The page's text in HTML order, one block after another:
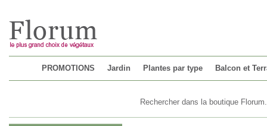
PROMOTIONS Jardin Plantes par type Balcon et